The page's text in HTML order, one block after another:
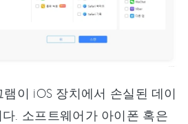
램이 iOS 장치에서 손실된 데이
. 소프트웨어가 아이폰 혹은